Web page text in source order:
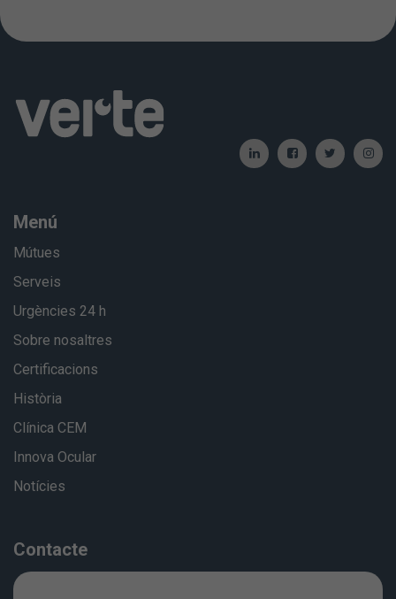
Menú
Mútues
Serveis
Urgències 24 h
Sobre nosaltres
Certificacions
Història
Clínica CEM
Innova Ocular
Notícies
Contacte